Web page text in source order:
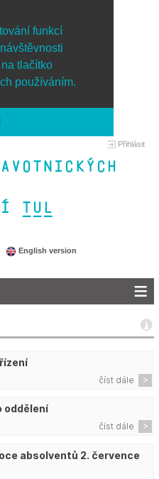
funkcí
tlačítko
používáním.
Přihlásit
English version
číst dále
oddělení
číst dále
absolventů 2. července